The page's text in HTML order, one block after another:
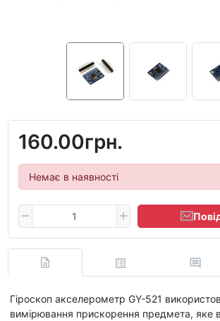
160.00грн.
Немає в наявності
Гіроскоп акселерометр GY-521
вимірювання прискорення предмета, яке